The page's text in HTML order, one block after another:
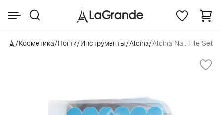
/Косметика/Ногти/Инструменты/Alcina/Alcina Nail File Set